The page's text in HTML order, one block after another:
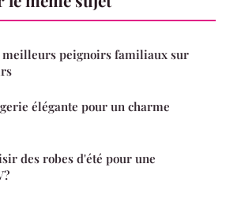
meilleurs peignoirs familiaux sur
élégante pour un charme
des robes d'été pour une